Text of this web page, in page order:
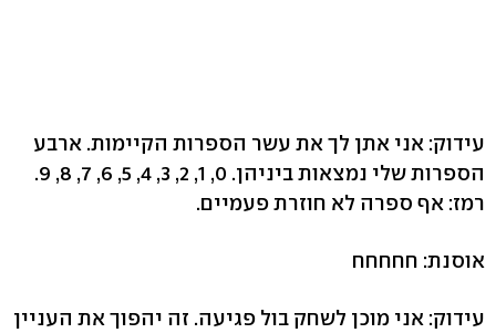
עידוק: אני אתן לך את עשר הספרות הקיימות. ארבע
הספרות שלי נמצאות ביניהן. 0, 1, 2, 3, 4, 5, 6, 7, 8, 9.
רמז: אף ספרה לא חוזרת פעמיים.
אוסנת: חחחחח
עידוק: אני מוכן לשחק בול פגיעה. זה יהפוך את העניין